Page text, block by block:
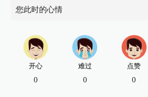
您此时的心情
开心
0
难过
0
点赞
0